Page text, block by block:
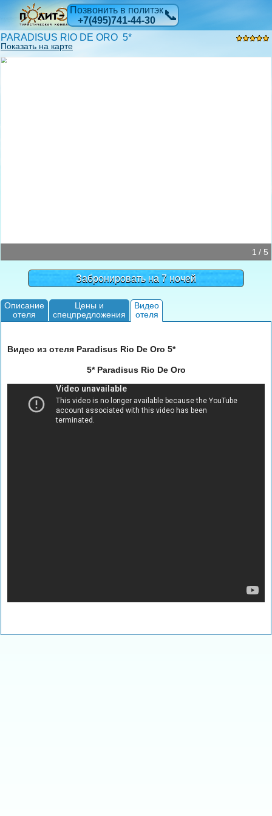
Позвонить в политэк
+7(495)741-44-30
📞
PARADISUS RIO DE ORO 5*
Показать на карте
1 / 5
Забронировать на 7 ночей
Описание
отеля
Цены и
спецпредложения
Видео
отеля
Видео из отеля Paradisus Rio De Oro 5*
5* Paradisus Rio De Oro